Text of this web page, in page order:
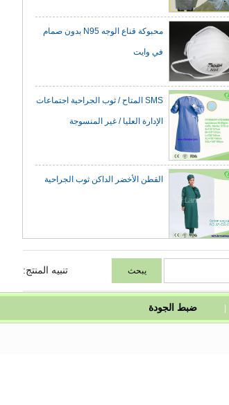
محبوكة قناع الوجه N95 بدون صمام
في وايت
SMS المتاح / ثوب الجراحية اجتماعات
الإدارة العليا / غير المنسوجة
القطن الأخضر الداكن ثوب الجراحية
العلاقات والذرة زر في اللون الأبيض
FFP2 الغبار قناع بدون صمام مع
تنبيه المنتج:
ضبط الجودة